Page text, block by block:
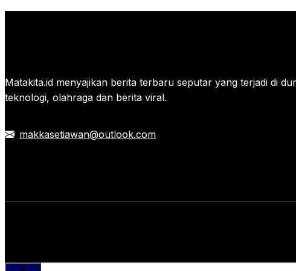
Matakita.id menyajikan berita terbaru seputar yang terjadi di
teknologi, olahraga dan berita viral.
makkasetiawan@outlook.com